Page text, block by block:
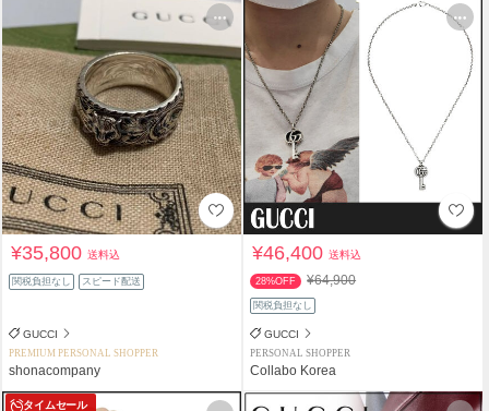
¥35,800送料込
関税負担なし スピード配送
GUCCI
PREMIUM PERSONAL SHOPPER
shonacompany
¥46,400送料込
28%OFF ¥64,900
関税負担なし
GUCCI
PERSONAL SHOPPER
Collabo Korea
タイムセール